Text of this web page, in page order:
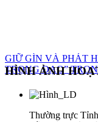
GIỮ GÌN VÀ PHÁT
TRỌNG ĐẠO”
HÌNH ẢNH
Thường trực